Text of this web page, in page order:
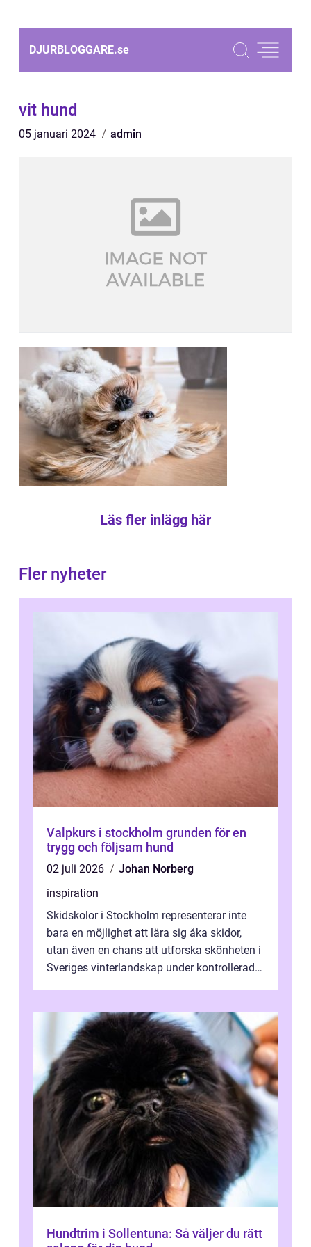
DJURBLOGGARE.se
vit hund
05 januari 2024 admin
Läs fler inlägg här
Fler nyheter
Valpkurs i stockholm grunden för en
trygg och följsam hund
02 juli 2026
Johan Norberg
inspiration
Skidskolor i Stockholm representerar inte
bara en möjlighet att lära sig åka skidor,
utan även en chans att utforska skönheten i
Sveriges vinterlandskap under kontrollerade
Hundtrim i Sollentuna: Så väljer du rätt